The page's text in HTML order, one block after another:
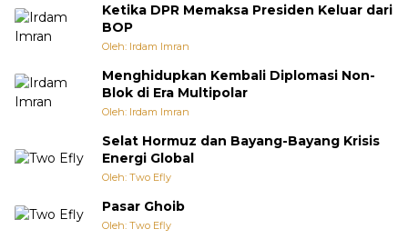
Ketika DPR Memaksa Presiden Keluar dari
BOP
Oleh: Irdam Imran
Menghidupkan Kembali Diplomasi Non-
Blok di Era Multipolar
Oleh: Irdam Imran
Selat Hormuz dan Bayang-Bayang Krisis
Energi Global
Oleh: Two Efly
Pasar Ghoib
Oleh: Two Efly